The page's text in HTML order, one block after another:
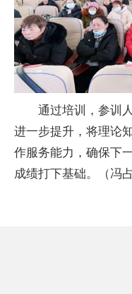
通过培训，参训
进一步提升，将理论
作服务能力，确保下
成绩打下基础。（冯